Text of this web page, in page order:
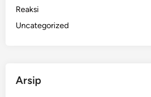
a
Reaksi
Uncategorized
Arsip